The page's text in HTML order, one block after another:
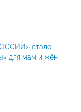
стало
для мам и жён